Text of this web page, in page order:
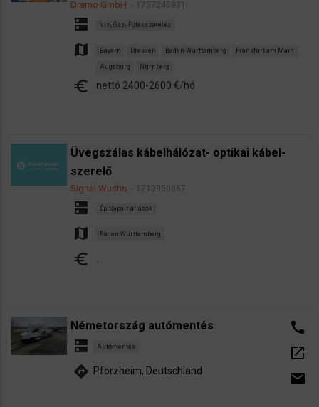
Dremo GmbH 1737245981
dns Víz-, Gáz-, Fűtésszerelés
map Bayern Dresden Baden-Württemberg Frankfurt am Main
Augsburg Nürnberg
euro nettó 2400-2600 €/hó
Üvegszálas kábelhálózat- optikai kábel-
szerelő
Signal Wuchs 1713950867
dns Építőipair állások
map Baden-Württemberg
euro
Németország autómentés
dns Autómentés
directions Pforzheim, Deutschland
call
open_in_new
email